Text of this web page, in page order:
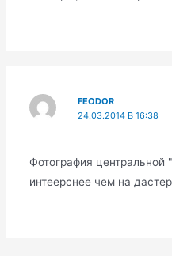
FEODOR
24.03.2014 В 16:38
Фотография центральной
интеерснее чем на